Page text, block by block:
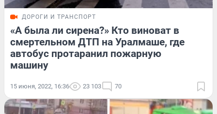
ДОРОГИ И ТРАНСПОРТ
«А была ли сирена?» Кто виноват в
смертельном ДТП на Уралмаше, где
автобус протаранил пожарную
машину
15 июня, 2022, 16:36 23 103 70